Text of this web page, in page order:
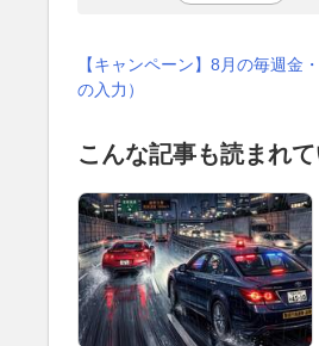
【キャンペーン】8月の毎週金
の入力）
こんな記事も読まれ